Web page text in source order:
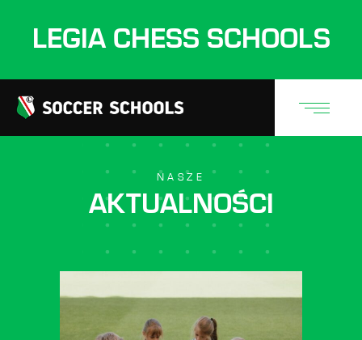
LEGIA CHESS SCHOOLS
NASZE
AKTUALNOŚCI